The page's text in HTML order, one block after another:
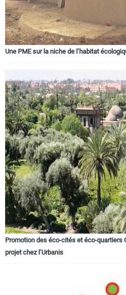
Une PME sur la niche de l’habitat
Promotion des éco-cités et éco-quartiers
projet chez l’Urbanis